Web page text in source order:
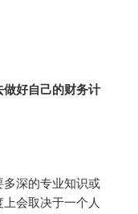
好自己的财务计
深的专业知识或
会取决于一个人